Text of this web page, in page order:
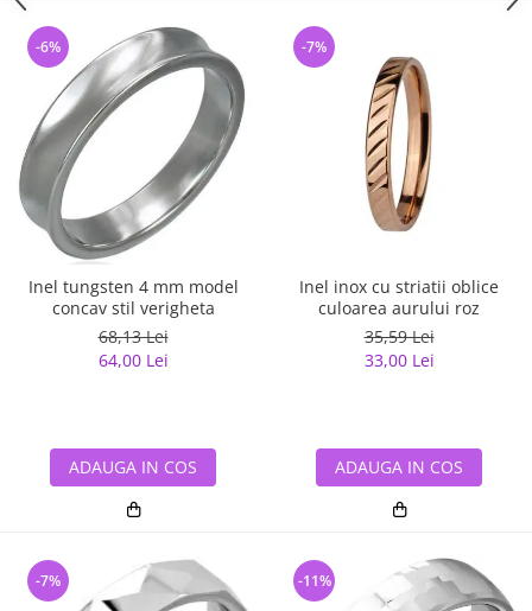
Inel tungsten 4 mm model
concav stil verigheta
68,13 Lei
64,00 Lei
-6%
ADAUGA IN COS
Inel inox cu striatii oblice
culoarea aurului roz
35,59 Lei
33,00 Lei
-7%
ADAUGA IN COS
-7% -11%